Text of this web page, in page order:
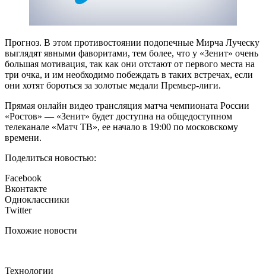
Прогноз. В этом противостоянии подопечные Мирча Луческу
выглядят явными фаворитами, тем более, что у «Зенит» очень
большая мотивация, так как они отстают от первого места на
три очка, и им необходимо побеждать в таких встречах, если
они хотят бороться за золотые медали Премьер-лиги.
Прямая онлайн видео трансляция матча чемпионата России
«Ростов» — «Зенит» будет доступна на общедоступном
телеканале «Матч ТВ», ее начало в 19:00 по московскому
времени.
Поделиться новостью:
Facebook
Вконтакте
Одноклассники
Twitter
Похожие новости
Технологии